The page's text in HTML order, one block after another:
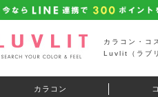
カラコン・コ
Luvlit（ラブ
カラコン